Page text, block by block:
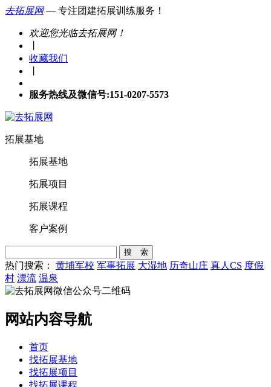
去拓展网— 专注团建拓展训练服务！
欢迎您光临去拓展网！
收藏我们
服务热线及微信号:151-0207-5573
拓展基地
拓展基地
拓展项目
拓展课程
客户案例
搜 索
热门搜索： 黄埔军校 军事拓展 大湿地 历奇山庄 真人CS 度假
村 漂流 温泉
网站内容导航
首页
找拓展基地
找拓展项目
找拓展课程